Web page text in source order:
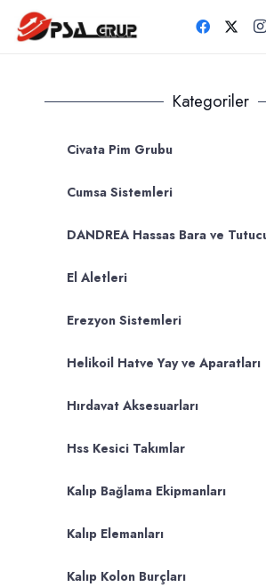
Kategoriler
Civata Pim Grubu
Cumsa Sistemleri
DANDREA Hassas Bara ve
El Aletleri
Erezyon Sistemleri
Helikoil Hatve Yay ve Aparatları
Hırdavat Aksesuarları
Hss Kesici Takımlar
Kalıp Bağlama Ekipmanları
Kalıp Elemanları
Kalıp Kolon Burçları